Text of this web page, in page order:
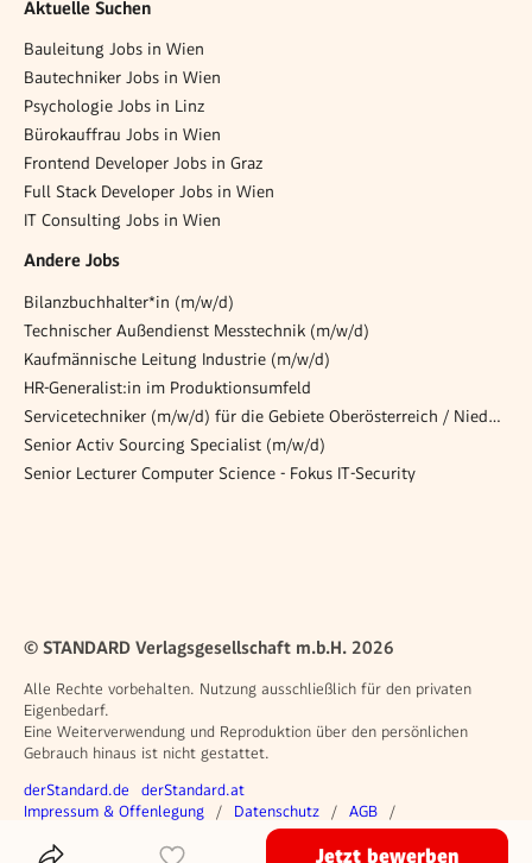
Aktuelle Suchen
Bauleitung Jobs in Wien
Bautechniker Jobs in Wien
Psychologie Jobs in Linz
Bürokauffrau Jobs in Wien
Frontend Developer Jobs in Graz
Full Stack Developer Jobs in Wien
IT Consulting Jobs in Wien
Andere Jobs
Bilanzbuchhalter*in (m/w/d)
Technischer Außendienst Messtechnik (m/w/d)
Kaufmännische Leitung Industrie (m/w/d)
HR-Generalist:in im Produktionsumfeld
Servicetechniker (m/w/d) für die Gebiete Oberösterreich / Niederösterreich /Steiermark
Senior Activ Sourcing Specialist (m/w/d)
Senior Lecturer Computer Science - Fokus IT-Security
Jetzt bewerben
© STANDARD Verlagsgesellschaft m.b.H. 2026
Alle Rechte vorbehalten. Nutzung ausschließlich für den privaten
Eigenbedarf.
Eine Weiterverwendung und Reproduktion über den persönlichen
Gebrauch hinaus ist nicht gestattet.
Weitere Angebote
derStandard.de derStandard.at
Rechtliches
Impressum & Offenlegung Datenschutz
AGB